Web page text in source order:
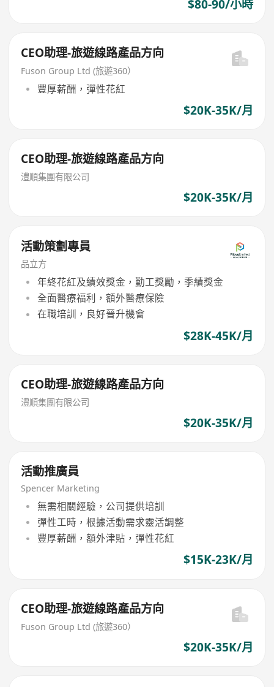
$80-90/小時
CEO助理-旅遊線路產品方向
Fuson Group Ltd (旅遊360）
豐厚薪酬，彈性花紅
$20K-35K/月
CEO助理-旅遊線路產品方向
澧順集團有限公司
$20K-35K/月
活動策劃專員
品立方
年終花紅及績效獎金，勤工獎勵，季績獎金
全面醫療福利，額外醫療保險
在職培訓，良好晉升機會
$28K-45K/月
CEO助理-旅遊線路產品方向
澧順集團有限公司
$20K-35K/月
活動推廣員
Spencer Marketing
無需相關經驗，公司提供培訓
彈性工時，根據活動需求靈活調整
豐厚薪酬，額外津貼，彈性花紅
$15K-23K/月
CEO助理-旅遊線路產品方向
Fuson Group Ltd (旅遊360）
$20K-35K/月